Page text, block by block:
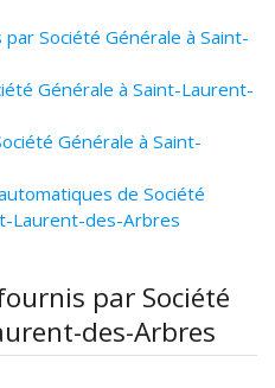
Société Générale à Saint-
Générale à Saint-Laurent-
Générale à Saint-
de Société
Laurent-des-Arbres
par Société
des-Arbres